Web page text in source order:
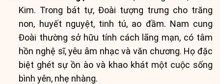
Kim. Trong bát tự, Đoài tượng trưng cho trăng
non, huyết nguyệt, tinh tú, ao đầm. Nam cung
Đoài thường sở hữu tính cách lãng mạn, có tâm
hồn nghệ sĩ, yêu âm nhạc và văn chương. Họ đặc
biệt ghét sự ồn ào và khao khát một cuộc sống
bình yên, nhẹ nhàng.